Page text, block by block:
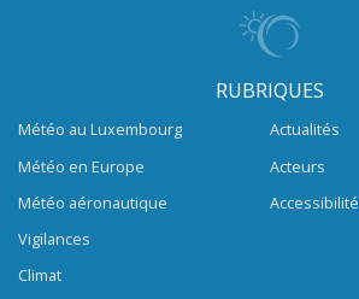
RUBRIQUES
Météo au Luxembourg
Météo en Europe
Météo aéronautique
Vigilances
Climat
Actualités
Acteurs
Accessibilité